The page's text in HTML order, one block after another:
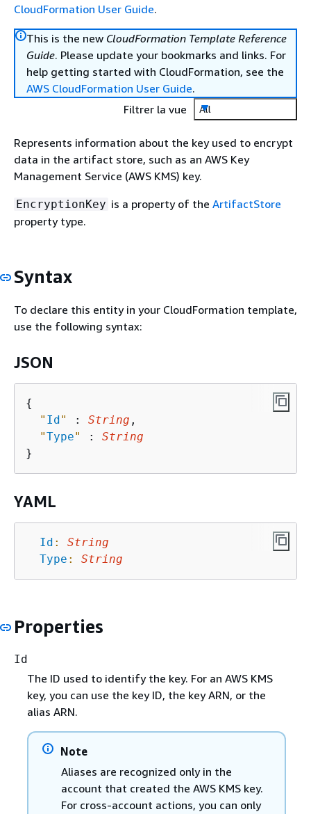
CloudFormation User Guide.
This is the new CloudFormation Template Reference
Guide. Please update your bookmarks and links. For
help getting started with CloudFormation, see the
AWS CloudFormation User Guide.
Filtrer la vue
All
Represents information about the key used to encrypt
data in the artifact store, such as an AWS Key
Management Service (AWS KMS) key.
EncryptionKey is a property of the ArtifactStore
property type.
Syntax
To declare this entity in your CloudFormation template,
use the following syntax:
JSON
{
" Id" : String ,
"Type" : String
YAML
Id :
String
Type : String
Properties
Id
The ID used to identify the key. For an AWS KMS
key, you can use the key ID, the key ARN, or the
alias ARN.
Note
Aliases are recognized only in the
account that created the AWS KMS key.
For cross-account actions, you can only